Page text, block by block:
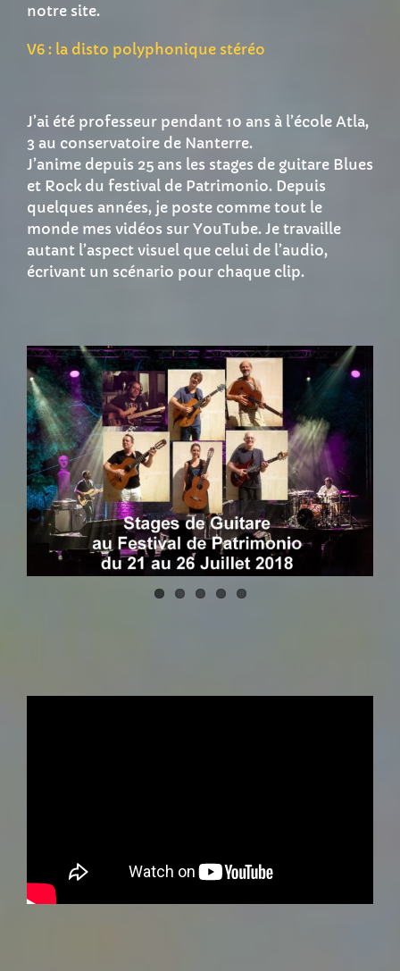
notre site.
V6 : la disto polyphonique stéréo
J’ai été professeur pendant 10 ans à l’école Atla,
3 au conservatoire de Nanterre.
J’anime depuis 25 ans les stages de guitare Blues
et Rock du festival de Patrimonio. Depuis
quelques années, je poste comme tout le
monde mes vidéos sur YouTube. Je travaille
autant l’aspect visuel que celui de l’audio,
écrivant un scénario pour chaque clip.